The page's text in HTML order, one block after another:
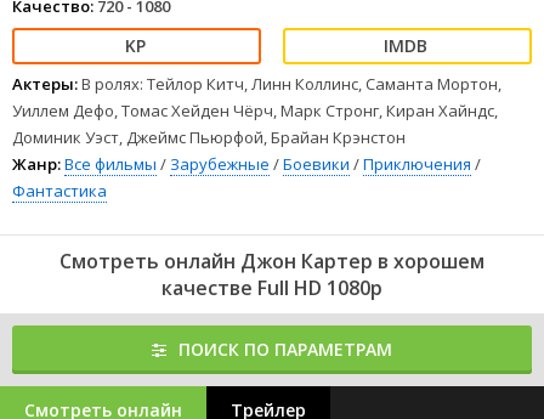
Качество: 720 - 1080
Актеры:В ролях: Тейлор Китч, Линн Коллинс, Саманта Мортон,
Уиллем Дефо, Томас Хейден Чёрч, Марк Стронг, Киран Хайндс,
Доминик Уэст, Джеймс Пьюрфой, Брайан Крэнстон
Жанр:Все фильмы / Зарубежные /Боевики /Приключения /
Фантастика
Смотреть онлайн Джон Картер в хорошем
качестве Full HD 1080p
ПОИСК ПО ПАРАМЕТРАМ
Смотреть онлайн Трейлер